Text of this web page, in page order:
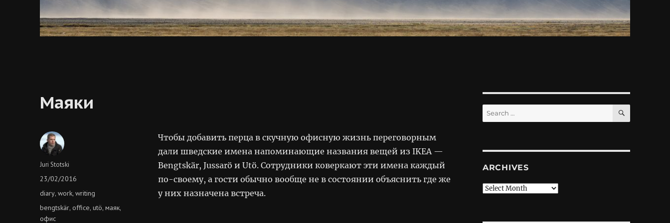
Маяки
Чтобы добавить перца в скучную офисную жизнь переговорным
дали шведские имена напоминающие названия вещей из IKEA —
Bengtskär, Jussarö и Utö. Сотрудники коверкают эти имена каждый
по-своему, а гости обычно вообще не в состоянии объяснить где же
у них назначена встреча.
Author
Juri Stotski
Posted
23/02/2016
Categories
diary,work,writing
Tags
bengtskär,office,utö,маяк,
офис
Search
for:
SEARCH
ARCHIVES
Archives